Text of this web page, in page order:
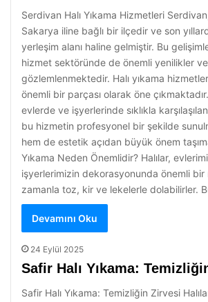
Serdivan Halı Yıkama Hizmetleri
Sakarya iline bağlı bir ilçedir ve son
yerleşim alanı haline gelmiştir. Bu
hizmet sektöründe de önemli yenilikler
gözlemlenmektedir. Halı yıkama
önemli bir parçası olarak öne
evlerde ve işyerlerinde sıklıkla
bu hizmetin profesyonel bir şekilde
hem de estetik açıdan büyük önem
Yıkama Neden Önemlidir? Halılar,
işyerlerimizin dekorasyonunda önemli bir
zamanla toz, kir ve lekelerle dolabilirler.
Devamını Oku
24 Eylül 2025
Safir Halı Yıkama:
Safir Halı Yıkama: Temizliğin Zirvesi